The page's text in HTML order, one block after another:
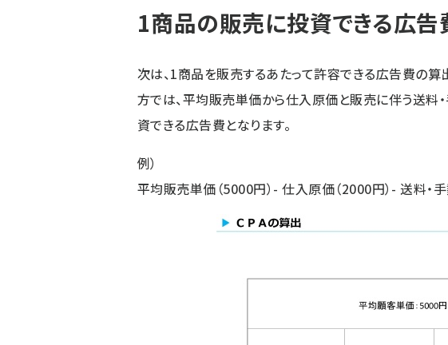
1商品の販売に投資できる広告
次は、1商品を販売するあたって許容できる広告費の算
方では、平均販売単価から仕入原価と販売に伴う送料・
資できる広告費となります。
例）
平均販売単価（5000円）- 仕入原価（2000円）- 送料・